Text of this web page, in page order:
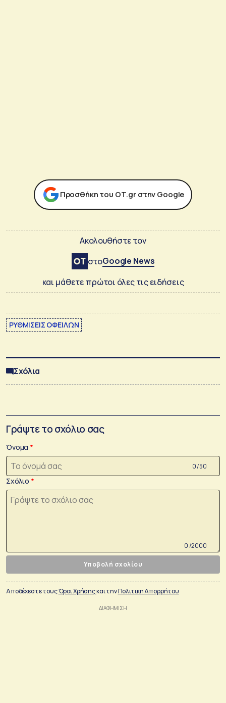
Προσθήκη του ΟΤ.gr στην Google
Ακολουθήστε τον
στοGoogle News
και μάθετε πρώτοι όλες τις ειδήσεις
ΡΥΘΜΙΣΕΙΣ ΟΦΕΙΛΩΝ
Σχόλια
Γράψτε το σχόλιο σας
Όνομα
0 /50
Σχόλιο
0 /2000
Υποβολή σχολίου
Αποδέχεστε τουςΌροι Χρήσηςκαι τηνΠολιτικη Απορρήτου